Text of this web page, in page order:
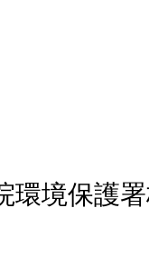
環境保護